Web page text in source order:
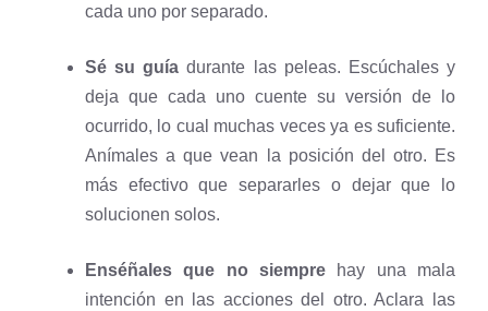
cada uno por separado.
Sé su guía durante las peleas. Escúchales y
deja que cada uno cuente su versión de lo
ocurrido, lo cual muchas veces ya es suficiente.
Anímales a que vean la posición del otro. Es
más efectivo que separarles o dejar que lo
solucionen solos.
Enséñales que no siempre hay una mala
intención en las acciones del otro. Aclara las